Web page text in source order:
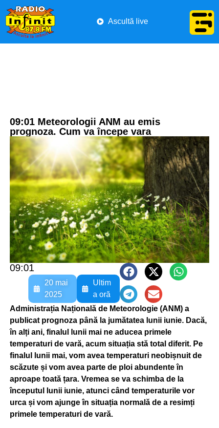
Ascultă live
09:01 Meteorologii ANM au emis
prognoza. Cum va începe vara
09:01
20 mai
2025
Ultim
a oră
Administrația Națională de Meteorologie (ANM) a
publicat prognoza până la jumătatea lunii iunie. Dacă,
în alți ani, finalul lunii mai ne aducea primele
temperaturi de vară, acum situația stă total diferit. Pe
finalul lunii mai, vom avea temperaturi neobișnuit de
scăzute și vom avea parte de ploi abundente în
aproape toată țara. Vremea se va schimba de la
începutul lunii iunie, atunci când temperaturile vor
urca și vom ajunge în situația normală de a resimți
primele temperaturi de vară.